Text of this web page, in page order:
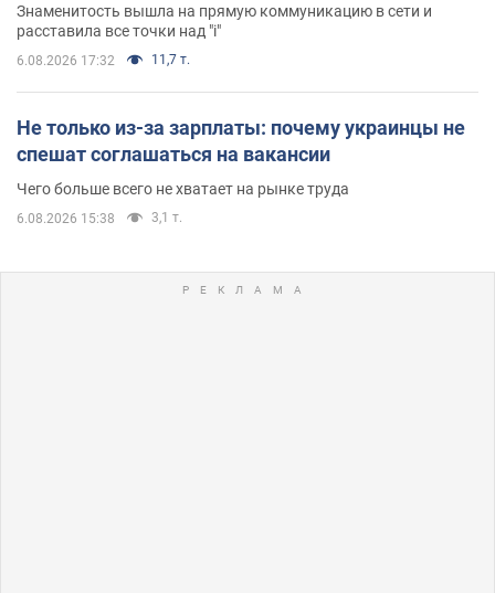
Знаменитость вышла на прямую коммуникацию в сети и
расставила все точки над "i"
6.08.2026 17:32 11,7 т.
Не только из-за зарплаты: почему украинцы не
спешат соглашаться на вакансии
Чего больше всего не хватает на рынке труда
6.08.2026 15:38 3,1 т.